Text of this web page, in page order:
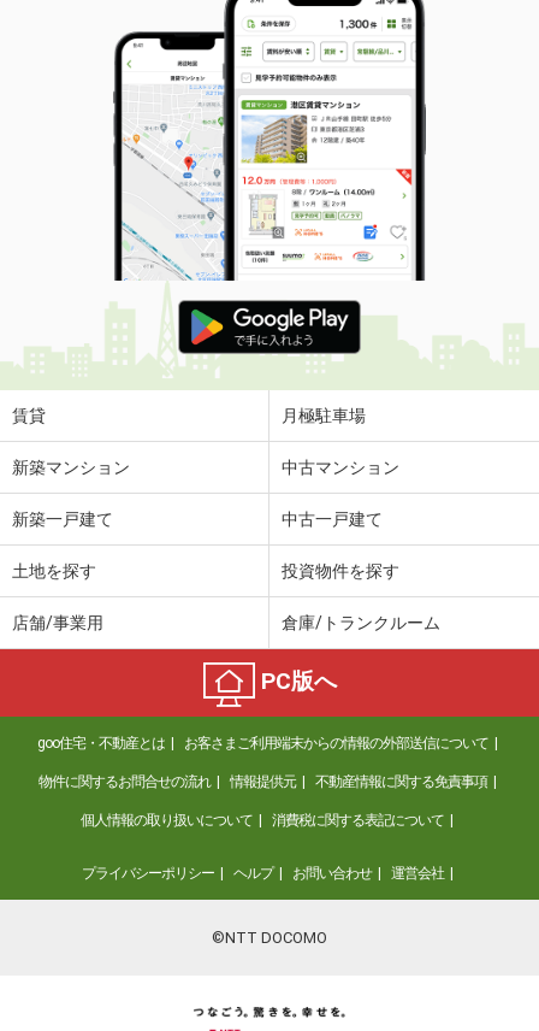
161.03m²
土地面積 243.64m²
岡山県岡山市中区兼基
価 格
1,499万円
住 所
岡山県岡山市中区兼基
建物面積 74.53m²
土地面積 153.21m²
岡山県総社市久代
価 格
1,499万円
住 所
岡山県総社市久代
建物面積
216.44m²
岡山県総社市清音柿木
2,380万円
172.81m²
1,499万円
住 所
岡山県総社市泉
建物面積 107.68m²
土地面積
246m²
岡山県倉敷市粒江
価 格
1,650万円
住 所
岡山県倉敷市粒江
302.05m²
岡山県倉敷市児島田の口２
賃貸 月極駐車場
新築マンション 中古マンション
新築一戸建て 中古一戸建て
土地を探す 投資物件を探す
店舗/事業用 倉庫/トランクルーム
PC版へ
goo住宅・不動産とは お客さまご利用端末からの情報の外部送信について
物件に関するお問合せの流れ 情報提供元 不動産情報に関する免責事項
個人情報の取り扱いについて 消費税に関する表記について
プライバシーポリシー ヘルプ お問い合わせ 運営会社
©NTT DOCOMO